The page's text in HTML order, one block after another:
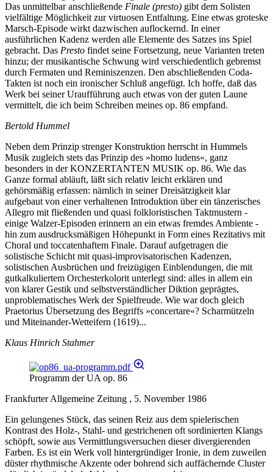
Das unmittelbar anschließende Finale (presto) gibt dem Solisten
vielfältige Möglichkeit zur virtuosen Entfaltung. Eine etwas groteske
Marsch-Episode wirkt dazwischen auflockernd. In einer
ausführlichen Kadenz werden alle Elemente des Satzes ins Spiel
gebracht. Das Presto findet seine Fortsetzung, neue Varianten treten
hinzu; der musikantische Schwung wird verschiedentlich gebremst
durch Fermaten und Reminiszenzen. Den abschließenden Coda-
Takten ist noch ein ironischer Schluß angefügt. Ich hoffe, daß das
Werk bei seiner Uraufführung auch etwas von der guten Laune
vermittelt, die ich beim Schreiben meines op. 86 empfand.
Bertold Hummel
Neben dem Prinzip strenger Konstruktion herrscht in Hummels
Musik zugleich stets das Prinzip des »homo ludens«, ganz
besonders in der KONZERTANTEN MUSIK op. 86. Wie das
Ganze formal abläuft, läßt sich relativ leicht erklären und
gehörsmäßig erfassen: nämlich in seiner Dreisätzigkeit klar
aufgebaut von einer verhaltenen Introduktion über ein tänzerisches
Allegro mit fließenden und quasi folkloristischen Taktmustern -
einige Walzer-Episoden erinnern an ein etwas fremdes Ambiente -
hin zum ausdrucksmäßigen Höhepunkt in Form eines Rezitativs mit
Choral und toccatenhaftem Finale. Darauf aufgetragen die
solistische Schicht mit quasi-improvisatorischen Kadenzen,
solistischen Ausbrüchen und freizügigen Einblendungen, die mit
gutkalkuliertem Orchesterkolorit unterlegt sind: alles in allem ein
von klarer Gestik und selbstverständlicher Diktion geprägtes,
unproblematisches Werk der Spielfreude. Wie war doch gleich
Praetorius Übersetzung des Begriffs »concertare«? Scharmützeln
und Miteinander-Wetteifern (1619)...
Klaus Hinrich Stahmer
Programm der UA op. 86
Frankfurter Allgemeine Zeitung , 5. November 1986
Ein gelungenes Stück, das seinen Reiz aus dem spielerischen
Kontrast des Holz-, Stahl- und gestrichenen oft sordinierten Klangs
schöpft, sowie aus Vermittlungsversuchen dieser divergierenden
Farben. Es ist ein Werk voll hintergründiger Ironie, in dem zuweilen
düster rhythmische Akzente oder bohrend sich auffächernde Cluster